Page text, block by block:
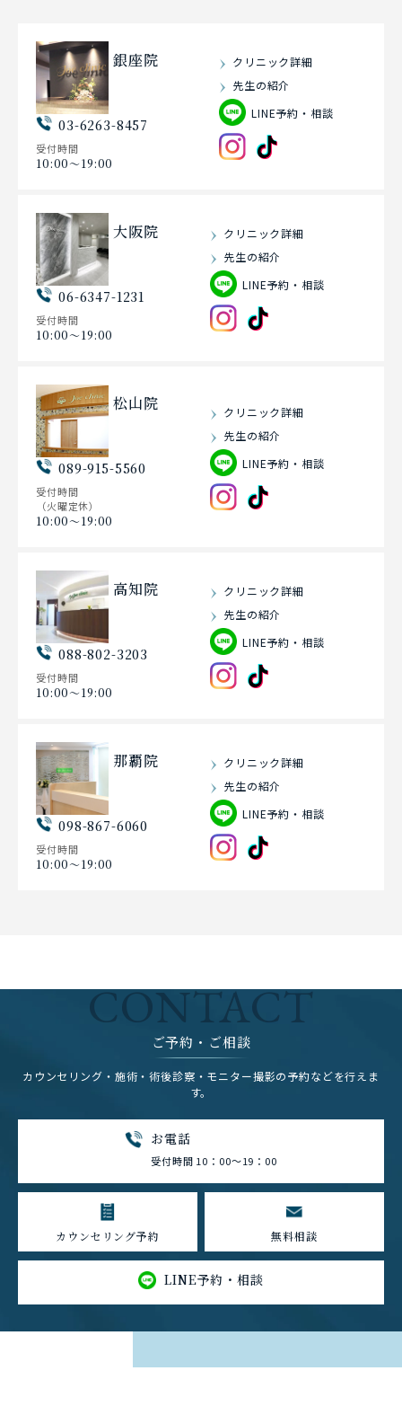
銀座院
03-6263-8457
受付時間
10:00〜19:00
クリニック詳細
先生の紹介
LINE予約・相談
大阪院
06-6347-1231
受付時間
10:00〜19:00
クリニック詳細
先生の紹介
LINE予約・相談
松山院
089-915-5560
受付時間
（火曜定休）
10:00〜19:00
クリニック詳細
先生の紹介
LINE予約・相談
高知院
088-802-3203
受付時間
10:00〜19:00
クリニック詳細
先生の紹介
LINE予約・相談
那覇院
098-867-6060
受付時間
10:00〜19:00
クリニック詳細
先生の紹介
LINE予約・相談
CONTACT
ご予約・ご相談
カウンセリング・施術・術後診察・モニター撮影の予約などを行えま
す。
お電話
受付時間 10：00～19：00
カウンセリング予約 無料相談
LINE予約・相談